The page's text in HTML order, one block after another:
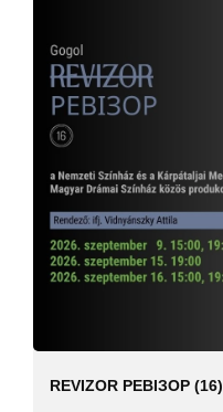
REVIZOR РЕВІЗОР (16)